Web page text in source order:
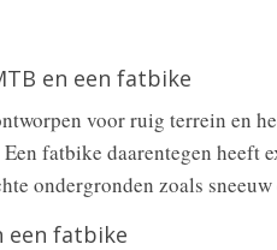
en een fatbike
voor ruig terrein en
fatbike daarentegen heeft
ondergronden zoals sneeuw
een fatbike